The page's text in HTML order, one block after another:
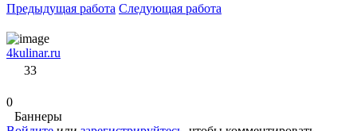
Предыдущая работа Следующая работа
4kulinar.ru
33
0
Баннеры